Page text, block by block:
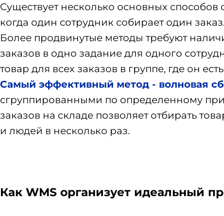
Существует несколько основных
когда один сотрудник собирает один
Более продвинутые методы требуют
заказов в одно задание для одного
товар для всех заказов в группе, где он
Самый эффективный метод - волновая
сгруппированными по определенному
заказов на складе позволяет отбирать
и людей в несколько раз.
Как WMS организует идеальный